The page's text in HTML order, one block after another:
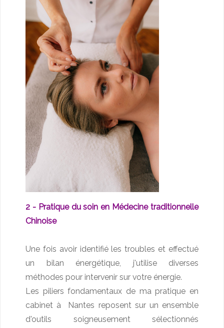
2 - Pratique du soin en Médecine traditionnelle
Chinoise
Une fois avoir identifié les troubles et effectué
un bilan énergétique, j'utilise diverses
méthodes pour intervenir sur votre énergie.
Les piliers fondamentaux de ma pratique en
cabinet à Nantes reposent sur un ensemble
d'outils soigneusement sélectionnés